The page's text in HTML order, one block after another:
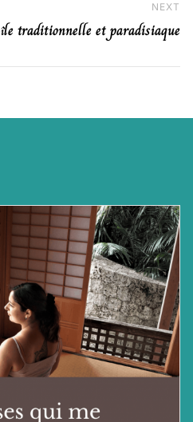
NEXT
traditionnelle et paradisiaque